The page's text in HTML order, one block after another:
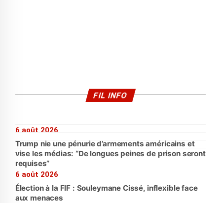
FIL INFO
6 août 2026
Trump nie une pénurie d’armements américains et
vise les médias: “De longues peines de prison seront
requises”
6 août 2026
Élection à la FIF : Souleymane Cissé, inflexible face
aux menaces